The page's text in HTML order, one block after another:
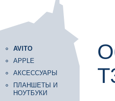
AVITO
APPLE
АКСЕССУАРЫ
ПЛАНШЕТЫ И
НОУТБУКИ